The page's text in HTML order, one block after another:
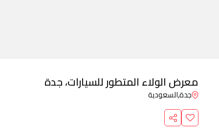
معرض الولاء المتطور للسيارات، جدة
جدة,السعودية